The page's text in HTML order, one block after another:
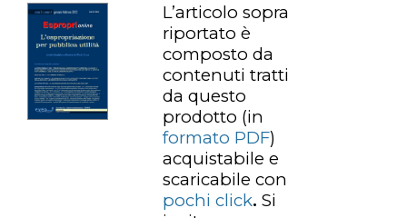
L’articolo sopra
riportato è
composto da
contenuti tratti
da questo
prodotto (in
formato PDF)
acquistabile e
scaricabile con
pochi click. Si